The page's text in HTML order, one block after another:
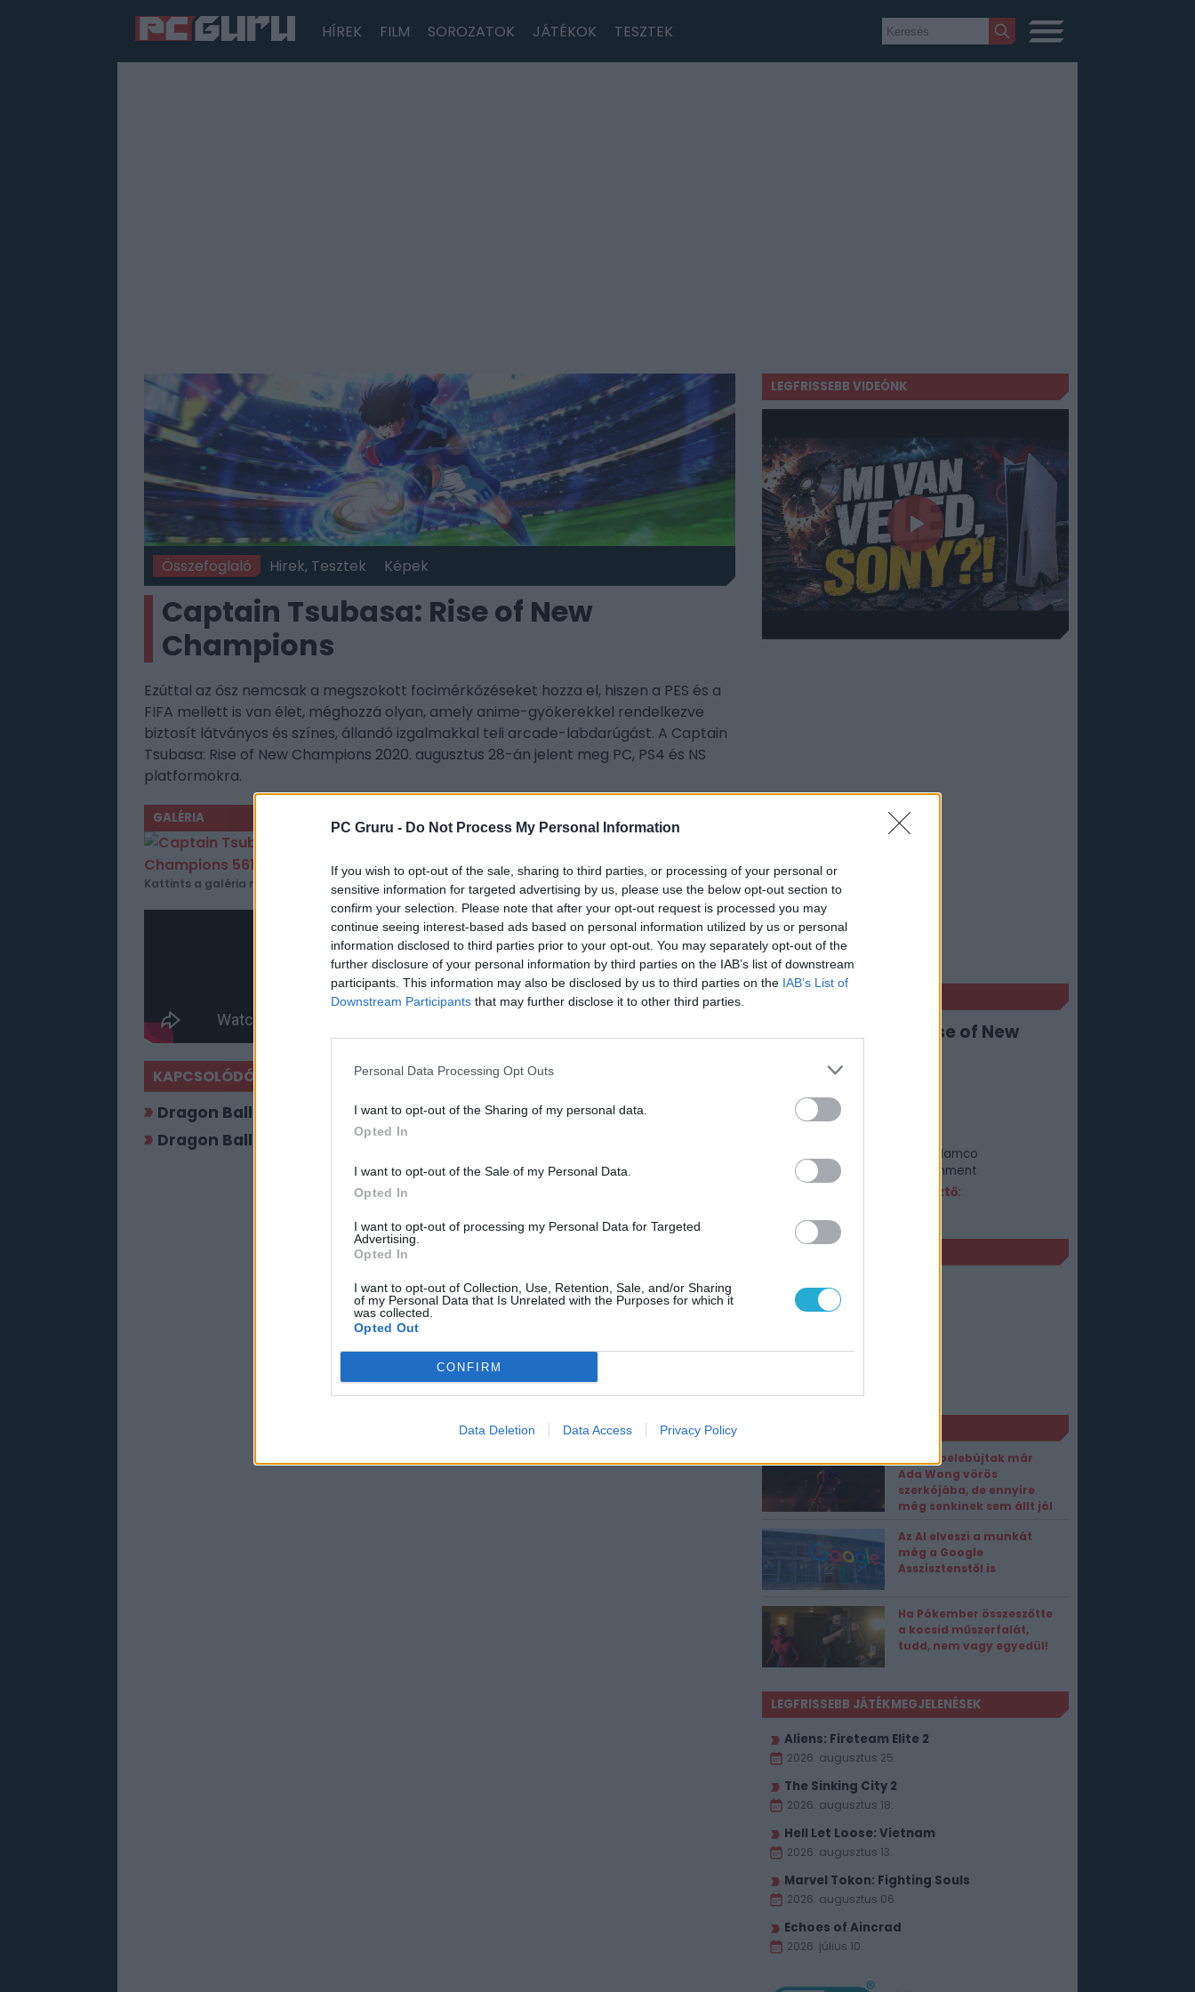
PC Gruru - Do Not Process My Personal Information
If you wish to opt-out of the sale, sharing to third parties, or processing of your personal or
sensitive information for targeted advertising by us, please use the below opt-out section to
confirm your selection. Please note that after your opt-out request is processed you may
continue seeing interest-based ads based on personal information utilized by us or personal
information disclosed to third parties prior to your opt-out. You may separately opt-out of the
further disclosure of your personal information by third parties on the IAB’s list of downstream
participants. This information may also be disclosed by us to third parties on the IAB’s List of
Downstream Participants that may further disclose it to other third parties.
Personal Data Processing Opt Outs
I want to opt-out of the Sharing of my personal data.
Opted In
I want to opt-out of the Sale of my Personal Data.
Opted In
I want to opt-out of processing my Personal Data for Targeted
Advertising.
Opted In
I want to opt-out of Collection, Use, Retention, Sale, and/or Sharing
of my Personal Data that Is Unrelated with the Purposes for which it
was collected.
Opted Out
CONFIRM
Data Deletion Data Access Privacy Policy
HÍREK FILM SOROZATOK JÁTÉKOK TESZTEK
Összefoglaló Hirek, Tesztek Képek
Captain Tsubasa: Rise of New
Champions
Ezúttal az ősz nemcsak a megszokott focimérkőzéseket hozza el, hiszen a PES és a
FIFA mellett is van élet, méghozzá olyan, amely anime-gyökerekkel rendelkezve
biztosít látványos és színes, állandó izgalmakkal teli arcade-labdarúgást. A Captain
Tsubasa: Rise of New Champions 2020. augusztus 28-án jelent meg PC, PS4 és NS
platformokra.
GALÉRIA
Kattints a galéria megtekintéséhez!
KAPCSOLÓDÓ JÁTÉKOK
Dragon Ball XenoVerse 2
Dragon Ball FighterZ
LEGFRISSEBB VIDEÓNK
Captain Tsubasa: Rise of New
Bandai Namco
Entertainment
Fejlesztő:
PC
2020. augusztus 28.
Sokan belebújtak már
Ada Wong vörös
szerkójába, de ennyire
még senkinek sem állt jól
Az AI elveszi a munkát
még a Google
Asszisztenstől is
Ha Pókember összeszőtte
a kocsid műszerfalát,
tudd, nem vagy egyedül!
LEGFRISSEBB JÁTÉKMEGJELENÉSEK
Aliens: Fireteam Elite 2
2026. augusztus 25.
The Sinking City 2
2026. augusztus 18.
Hell Let Loose: Vietnam
2026. augusztus 13.
Marvel Tokon: Fighting Souls
2026. augusztus 06.
Echoes of Aincrad
2026. július 10.